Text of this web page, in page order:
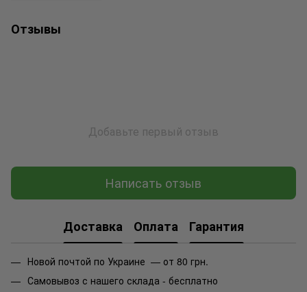
Отзывы
Добавьте первый отзыв
Написать отзыв
Доставка Оплата Гарантия
Новой почтой по Украине — от 80 грн.
Самовывоз с нашего склада - бесплатно